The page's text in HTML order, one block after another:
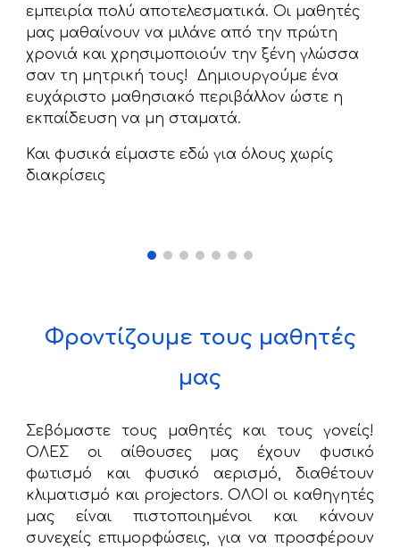
εμπειρία πολύ αποτελεσματικά. Οι μαθητές
μας μαθαίνουν να μιλάνε από την πρώτη
χρονιά και χρησιμοποιούν την ξένη γλώσσα
σαν τη μητρική τους! Δημιουργούμε ένα
ευχάριστο μαθησιακό περιβάλλον ώστε η
εκπαίδευση να μη σταματά.
Και φυσικά είμαστε εδώ για όλους χωρίς
διακρίσεις
Φροντίζουμε τους μαθητές
μας
Σεβόμαστε τους μαθητές και τους γονείς!
ΟΛΕΣ oι αίθουσες μας έχουν φυσικό
φωτισμό και φυσικό αερισμό, διαθέτουν
κλιματισμό και projectors. ΟΛΟΙ οι καθηγητές
μας είναι πιστοποιημένοι και κάνουν
συνεχείς επιμορφώσεις, για να προσφέρουν